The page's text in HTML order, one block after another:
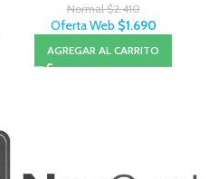
Normal$2.410
Oferta Web $1.690
AGREGAR AL CARRITO